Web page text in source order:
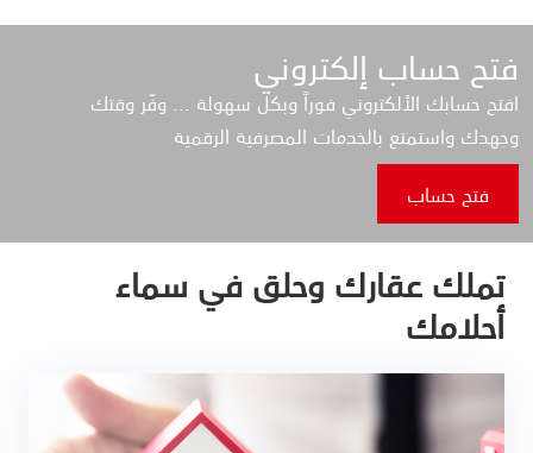
فتح حساب إلكتروني
افتح حسابك الألكتروني فوراً وبكل سهولة ... وفّر وقتك
وجهدك واستمتع بالخدمات المصرفية الرقمية
فتح حساب
تملك عقارك وحلق في سماء
أحلامك